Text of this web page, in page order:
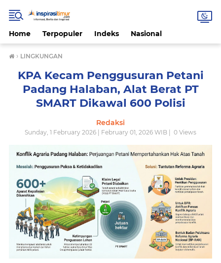
Home Terpopuler Indeks Nasional
› LINGKUNGAN
KPA Kecam Penggusuran Petani
Padang Halaban, Alat Berat PT
SMART Dikawal 600 Polisi
Redaksi
Sunday, 1 February 2026 | February 01, 2026 WIB | 0 Views